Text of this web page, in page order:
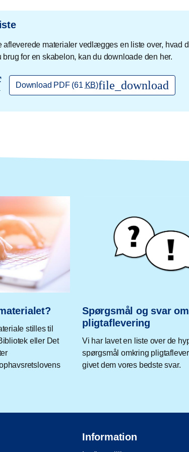
afleverede materialer vedlægges en liste over, hvad
brug for en skabelon, kan du downloade den her.
Download PDF (61 KB)file_download
stilles til
eller Det
Spørgsmål og svar om
pligtaflevering
Vi har lavet en liste over de
spørgsmål omkring
givet dem vores bedste svar.
Information